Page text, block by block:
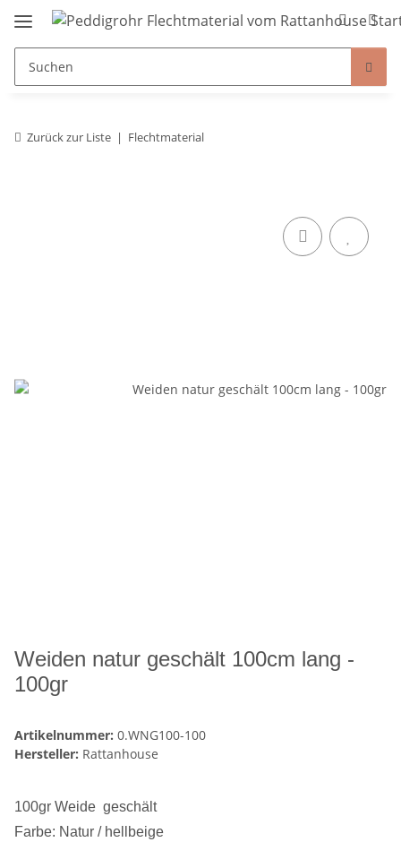
Zurück zur Liste Flechtmaterial
Weiden natur geschält 100cm lang -
100gr
Artikelnummer: 0.WNG100-100
Hersteller: Rattanhouse
100gr Weide geschält
Farbe: Natur / hellbeige